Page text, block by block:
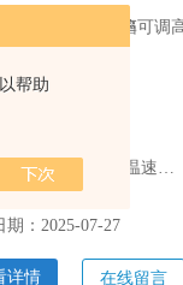
帮助
名称：TEC-225PF升降温速率可调高低温交变试验箱
225PF
期：2025-07-27
详情 在线留言